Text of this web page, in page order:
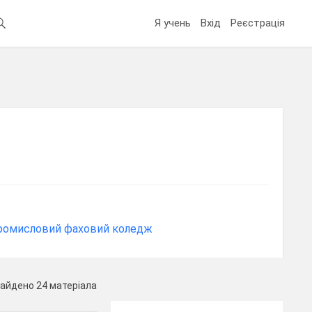
Я учень Вхід Реєстрація
фаховий коледж
24 матеріала